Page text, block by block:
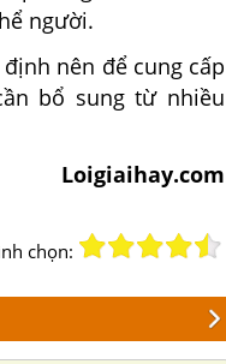
người.
nên để cung cấp
bổ sung từ nhiều
Loigiaihay.com
chọn: